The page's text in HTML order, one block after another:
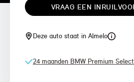
VRAAG EEN
Deze auto staat in Almelo
24 maanden BMW Premium